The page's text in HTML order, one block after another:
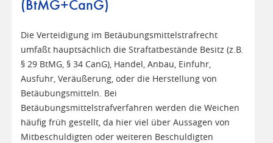
(BtMG+CanG)
Die Verteidigung im Betäubungsmittelstrafrecht
umfaßt hauptsächlich die Straftatbestände Besitz (z.B.
§ 29 BtMG, § 34 CanG), Handel, Anbau, Einfuhr,
Ausfuhr, Veräußerung, oder die Herstellung von
Betäubungsmitteln. Bei
Betäubungsmittelstrafverfahren werden die Weichen
häufig früh gestellt, da hier viel über Aussagen von
Mitbeschuldigten oder weiteren Beschuldigten